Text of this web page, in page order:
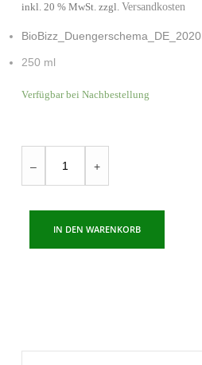
inkl. 20 % MwSt. zzgl. Versandkosten
BioBizz_Duengerschema_DE_2020
250 ml
Verfügbar bei Nachbestellung
Calcium
und
– +
IN DEN WARENKORB